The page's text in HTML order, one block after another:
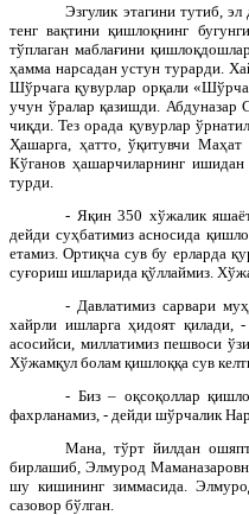
Эзгулик этагини тутиб,
тенг вақтини қишлоқнинг
тўплаган маблағини
ҳамма нарсадан устун турарди.
Шўрчага қувурлар орқали
учун ўралар қазишди. Абдуназар
чиқди. Тез орада қувурлар
Ҳашарга, ҳатто, ўқитувчи
Кўганов ҳашарчиларнинг ишидан
турди.
- Яқин 350 хўжалик
дейди суҳбатимиз асносида
етамиз. Ортиқча сув бу ерларда
суғориш ишларида қўллаймиз.
- Давлатимиз сарвари
хайрли ишларга ҳидоят қилади,
асосийси, миллатимиз пешвоси
Хўжамқул болам қишлоққа сув
- Биз – оқсоқоллар
фахрланамиз, - дейди шўрчалик
Мана, тўрт йилдан
бирлашиб, Элмурод
шу кишининг зиммасида.
сазовор бўлган.